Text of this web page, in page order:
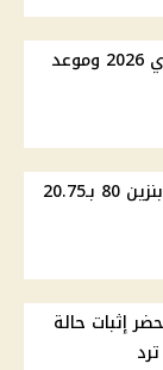
موقف ترحيل إجازة المولد النبوي 2026 وموعد
أسعار الوقود في مصر اليوم .. بنزين 80 بـ20.75
محضر إثبات حالة